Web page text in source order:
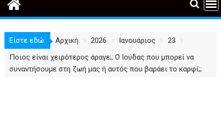
Είστε εδώ: Αρχική 2026 Ιανουάριος
23
Ποιος είναι χειρότερος άραγε;; Ο Ιούδας που μπορεί να
συναντήσουμε στη ζωή μας ή αυτός που βαράει το καρφί;;